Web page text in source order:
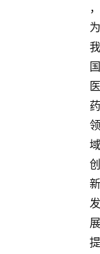
，
为
我
国
医
药
领
域
创
新
发
展
提